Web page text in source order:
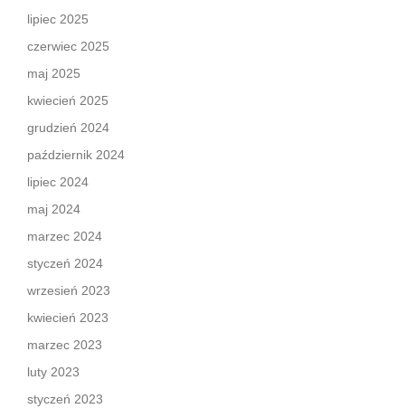
lipiec 2025
czerwiec 2025
maj 2025
kwiecień 2025
grudzień 2024
październik 2024
lipiec 2024
maj 2024
marzec 2024
styczeń 2024
wrzesień 2023
kwiecień 2023
marzec 2023
luty 2023
styczeń 2023